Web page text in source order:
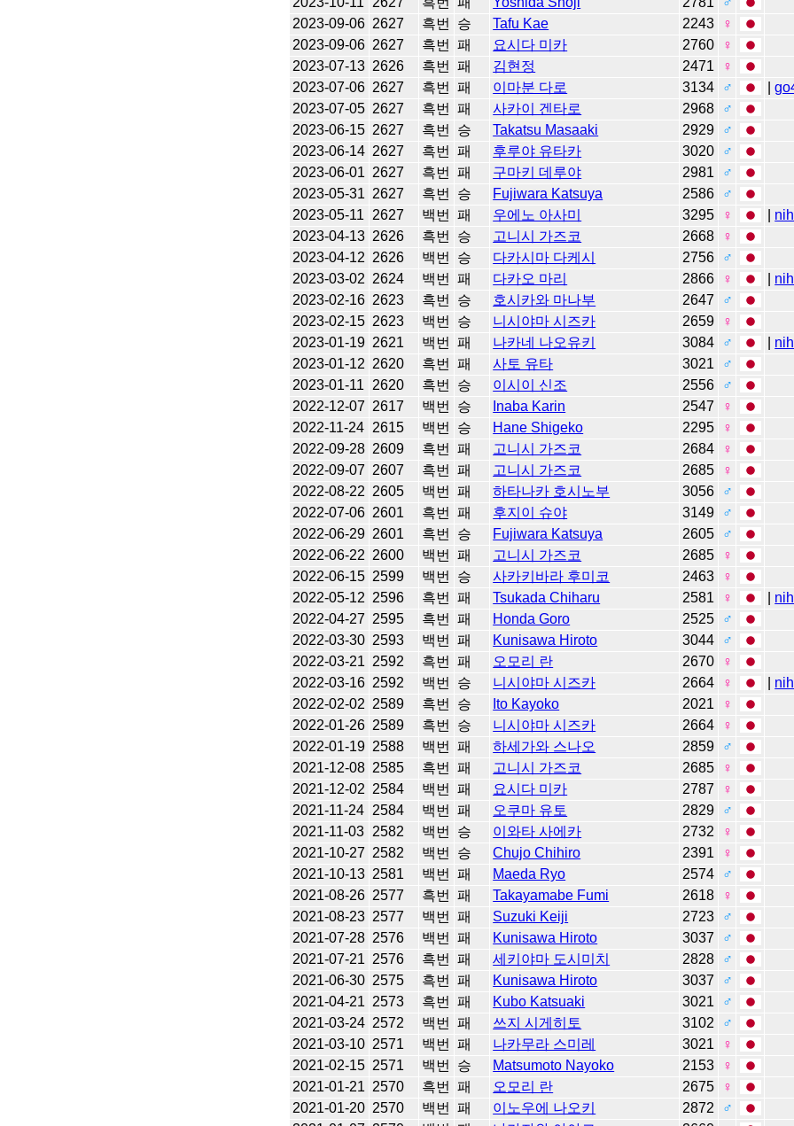
2023-09-06 2627 흑번 승 Tafu Kae 2243
♀
2023-09-06 2627 흑번 패 요시다 미카 2760
♀
2023-07-13 2626 흑번 패 김현정 2471
♀
2023-07-06 2627 흑번 패 이마분 다로 3134 ♂ |
2023-07-05 2627 흑번 패 사카이 겐타로 2968
♂
2023-06-15 2627 흑번 승 Takatsu Masaaki 2929
♂
2023-06-14 2627 흑번 패 후루야 유타카 3020
♂
2023-06-01 2627 흑번 패 구마키 데루야 2981
♂
2023-05-31 2627 흑번 승 Fujiwara Katsuya 2586
♂
2023-05-11
2627 백번 패 우에노 아사미 3295 ♀
2023-04-13 2626 흑번 승 고니시 가즈코 2668
♀
2023-04-12 2626 백번 승 다카시마 다케시 2756
♂
2023-03-02 2624 백번 패 다카오 마리 2866 ♀
2023-02-16 2623 흑번 승 호시카와 마나부 2647
♂
2023-02-15 2623 백번 승 니시야마 시즈카 2659
♀
2023-01-19 2621 백번 패 나카네 나오유키 3084 ♂
2023-01-12 2620 흑번 패 사토 유타 3021
♂
2023-01-11
2620 흑번 승 이시이 신조 2556
♂
2022-12-07 2617 백번 승 Inaba Karin 2547
♀
2022-11-24 2615 백번 승 Hane Shigeko 2295
♀
2022-09-28 2609 흑번 패 고니시 가즈코 2684
♀
2022-09-07 2607 흑번 패 고니시 가즈코 2685
♀
2022-08-22 2605 백번 패 하타나카 호시노부 3056
♂
2022-07-06 2601 흑번 패 후지이 슈야 3149
♂
2022-06-29 2601 흑번 승 Fujiwara Katsuya 2605
♂
2022-06-22 2600 백번 패 고니시 가즈코 2685
♀
2022-06-15 2599 백번 승 사카키바라 후미코 2463
♀
2022-05-12 2596 흑번 패 Tsukada Chiharu 2581 ♀
2022-04-27 2595 흑번 패 Honda Goro 2525
♂
2022-03-30 2593 백번 패 Kunisawa Hiroto 3044
♂
2022-03-21 2592 흑번 패 오모리 란 2670
♀
2022-03-16 2592 백번 승 니시야마 시즈카 2664 ♀
2022-02-02 2589 흑번 승 Ito Kayoko 2021
♀
2022-01-26 2589 흑번 승 니시야마 시즈카 2664
♀
2022-01-19 2588 백번 패 하세가와 스나오 2859
♂
2021-12-08 2585 흑번 패 고니시 가즈코 2685
♀
2021-12-02 2584 백번 패 요시다 미카 2787
♀
2021-11-24 2584 백번 패 오쿠마 유토 2829
♂
2021-11-03 2582 백번 승 이와타 사에카 2732
♀
2021-10-27 2582 백번 승 Chujo Chihiro 2391
♀
2021-10-13 2581 백번 패 Maeda Ryo 2574
♂
2021-08-26 2577 흑번 패 Takayamabe Fumi 2618
♀
2021-08-23 2577 백번 패 Suzuki Keiji 2723
♂
2021-07-28 2576 백번 패 Kunisawa Hiroto 3037
♂
2021-07-21 2576 흑번 패 세키야마 도시미치 2828
♂
2021-06-30 2575 흑번 패 Kunisawa Hiroto 3037
♂
2021-04-21 2573 흑번 패 Kubo Katsuaki 3021
♂
2021-03-24 2572 백번 패 쓰지 시게히토 3102
♂
2021-03-10 2571 백번 패 나카무라 스미레 3021
♀
2021-02-15 2571 백번 승 Matsumoto Nayoko 2153
♀
2021-01-21 2570 흑번 패 오모리 란 2675
♀
2021-01-20 2570 백번 패 이노우에 나오키 2872
♂